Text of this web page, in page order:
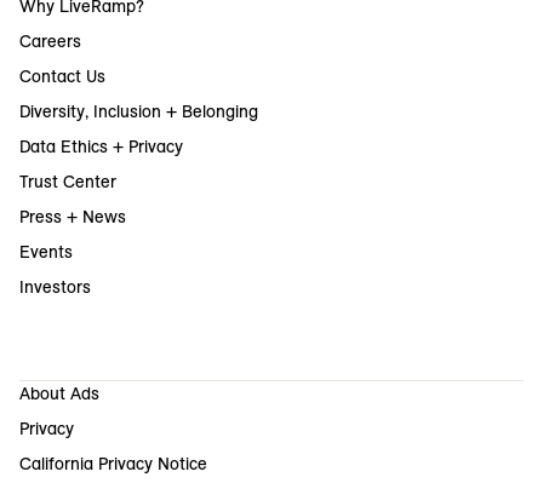
Why LiveRamp?
Careers
Contact Us
Diversity, Inclusion + Belonging
Data Ethics + Privacy
Trust Center
Press + News
Events
Investors
About Ads
Privacy
California Privacy Notice